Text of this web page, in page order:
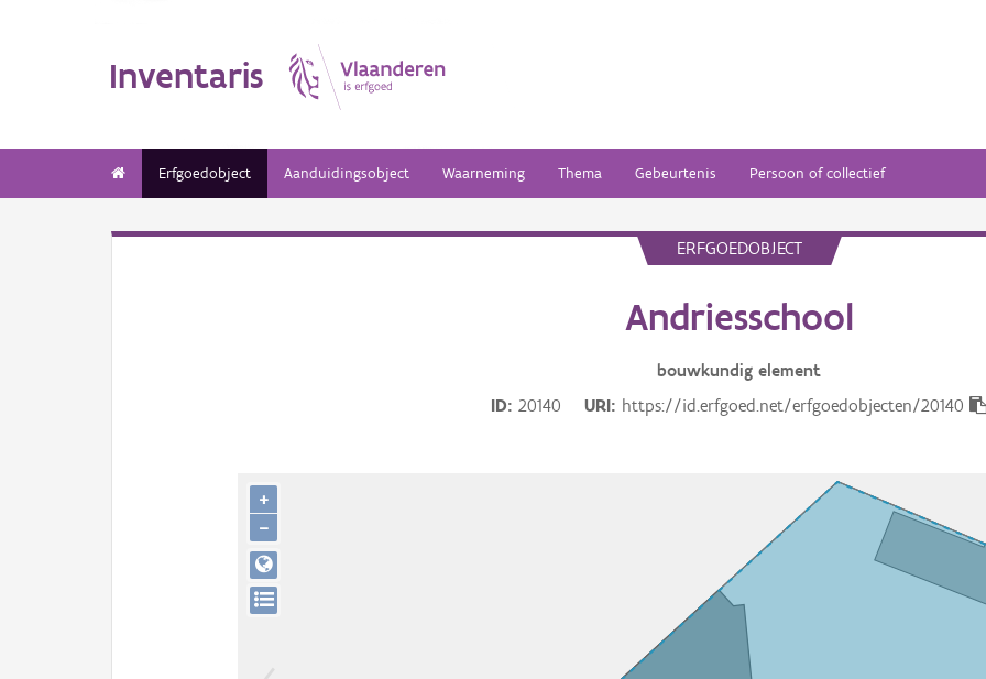
Inventaris
Erfgoedobject Aanduidingsobject Waarneming Thema Gebeurtenis Persoon of collectief
ERFGOEDOBJECT
Andriesschool
bouwkundig element
ID
20140 URI https://id.erfgoed.net/erfgoedobjecten/20140
+
−